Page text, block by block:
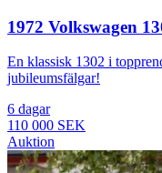
1972 Volkswagen
En klassisk 1302 i
jubileumsfälgar!
6 dagar
110 000 SEK
Auktion